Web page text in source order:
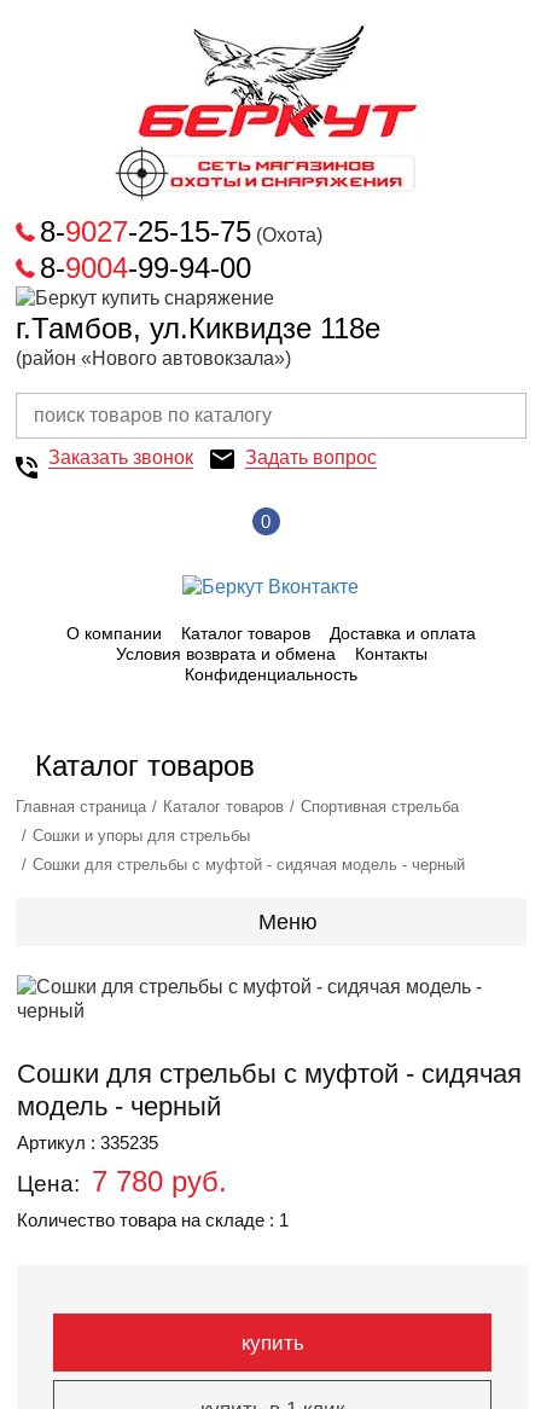
8-9027-25-15-75 (Охота)
8-9004-99-94-00
г.Тамбов, ул.Киквидзе 118е
(район «Нового автовокзала»)
Заказать звонок Задать вопрос
0
О компании Каталог товаров
Доставка и оплата
Условия возврата и обмена
Контакты
Конфиденциальность
Каталог товаров
Главная страница Каталог товаров
Спортивная стрельба
Сошки и упоры для стрельбы
Сошки для стрельбы с муфтой - сидячая модель - черный
Меню
Сошки для стрельбы с муфтой - сидячая
модель - черный
Артикул : 335235
Цена: 7 780 руб.
Количество товара на складе : 1
купить